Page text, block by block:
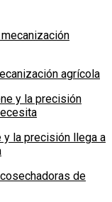
agrícola
y la precisión llega a